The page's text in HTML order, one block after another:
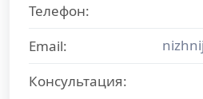
Телефон:
Email:
Консультация: